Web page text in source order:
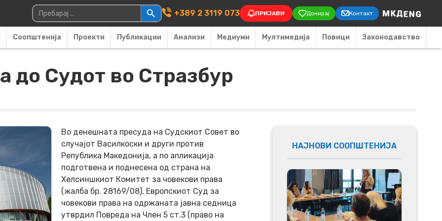
Main Navigation
Пребарувај за: +389 2 3119 073 ПРИЈАВИ Донирај Контакт
Соопштенија Проекти Публикации Анализи Медиуми Мултимедија Повици Законодавство
до Судот во Стразбур
Во денешната пресуда на Судскиот Совет во
случајот Василкоски и други против
Република Македонија, а по апликација
подготвена и поднесена од страна на
Хелсиншкиот Комитет за човекови права
(жалба бр. 28169/08), Европскиот Суд за
човекови права на одржаната јавна седница
утврдил Повреда на Член 5 ст.3 (право на
НАЈНОВИ СООПШТЕНИЈА